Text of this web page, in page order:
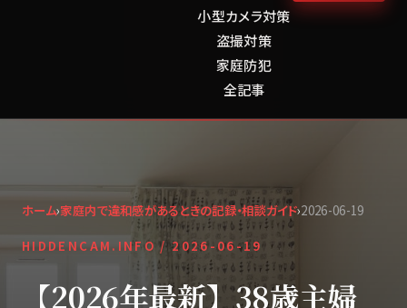
小型カメラ対策
盗撮対策
家庭防犯
全記事
ホーム›家庭内で違和感があるときの記録・相談ガイド›2026-06-19
HIDDENCAM.INFO /2026-06-19
【2026年最新】38歳主婦